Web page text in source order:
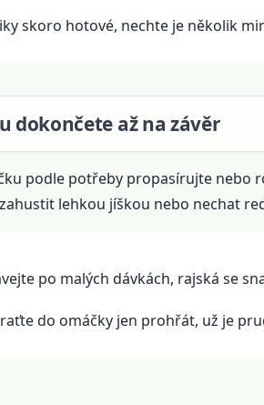
skoro hotové, nechte je několik
dokončete až na závěr
podle potřeby propasírujte nebo
lehkou jíškou nebo nechat
po malých dávkách, rajská se
do omáčky jen prohřát, už je